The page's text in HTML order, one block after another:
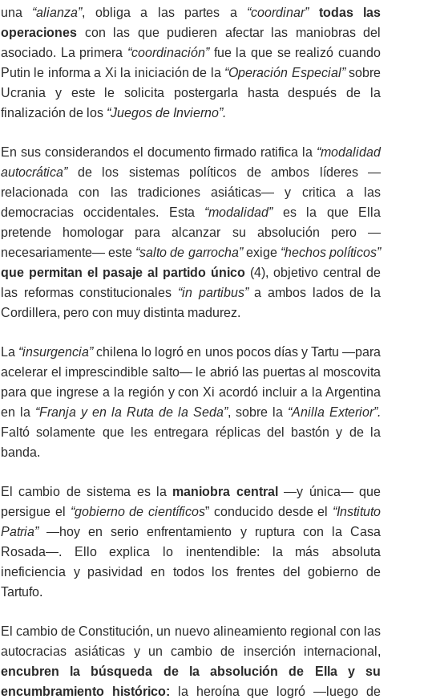
una “alianza”, obliga a las partes a “coordinar” todas las
operaciones con las que pudieren afectar las maniobras del
asociado. La primera “coordinación”fue la que se realizó cuando
Putin le informa a Xi la iniciación de la “Operación Especial”sobre
Ucrania y este le solicita postergarla hasta después de la
finalización de los “Juegos de Invierno”.
En sus considerandos el documento firmado ratifica la “modalidad
autocrática”de los sistemas políticos de ambos líderes —
relacionada con las tradiciones asiáticas— y critica a las
democracias occidentales. Esta “modalidad” es la que Ella
pretende homologar para alcanzar su absolución pero —
necesariamente— este “salto de garrocha”exige “hechos políticos”
que permitan el pasaje al partido único (4), objetivo central de
las reformas constitucionales “in partibus”a ambos lados de la
Cordillera, pero con muy distinta madurez.
La “insurgencia”chilena lo logró en unos pocos días y Tartu —para
acelerar el imprescindible salto— le abrió las puertas al moscovita
para que ingrese a la región y con Xi acordó incluir a la Argentina
en la “Franja y en la Ruta de la Seda”, sobre la “Anilla Exterior”.
Faltó solamente que les entregara réplicas del bastón y de la
banda.
El cambio de sistema es la maniobra central
—y única— que
persigue el “gobierno de científicos” conducido desde el “Instituto
Patria” —hoy en serio enfrentamiento y ruptura con la Casa
Rosada—. Ello explica lo inentendible: la más absoluta
ineficiencia y pasividad en todos los frentes del gobierno de
Tartufo.
El cambio de Constitución, un nuevo alineamiento regional con las
autocracias asiáticas y un cambio de inserción internacional,
encubren la búsqueda de la absolución de Ella y su
encumbramiento histórico: la heroína que logró —luego de